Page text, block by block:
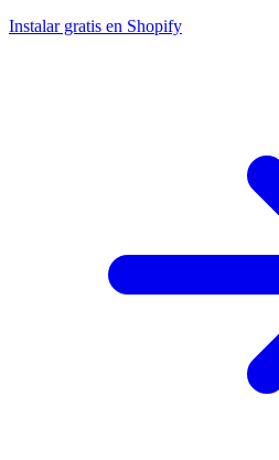
Instalar gratis en Shopify